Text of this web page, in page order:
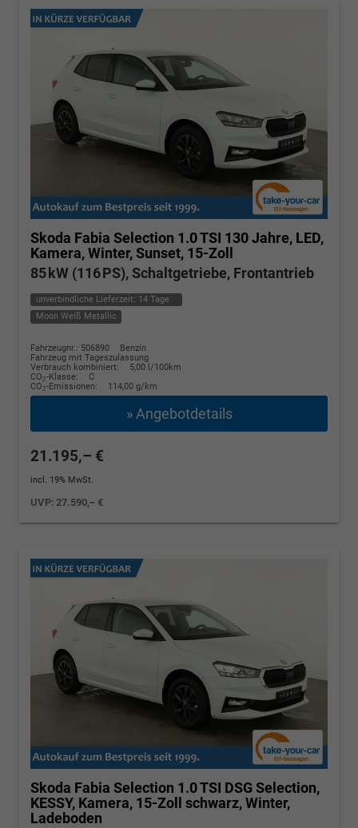
Skoda Fabia Selection 1.0 TSI 130 Jahre, LED,
Kamera, Winter, Sunset, 15-Zoll
85 kW (116 PS), Schaltgetriebe, Frontantrieb
unverbindliche Lieferzeit: 14 Tage
Moon Weiß Metallic
Fahrzeugnr.: 506890
Benzin
Fahrzeug mit Tageszulassung
Verbrauch kombiniert:
5,00 l/100km
CO2-Klasse:
C
CO2-Emissionen: 114,00 g/km
» Angebotdetails
21.195,– €
incl. 19% MwSt.
UVP:27.590,– €
Skoda Fabia Selection 1.0 TSI DSG Selection,
KESSY, Kamera, 15-Zoll schwarz, Winter,
Ladeboden